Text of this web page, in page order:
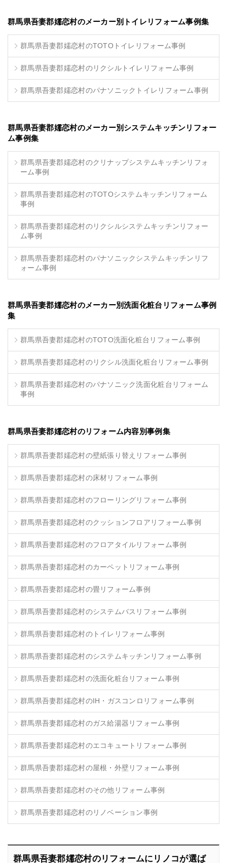
群馬県吾妻郡嬬恋村のメーカー別トイレリフォーム事例集
群馬県吾妻郡嬬恋村のTOTOトイレリフォーム事例
群馬県吾妻郡嬬恋村のリクシルトイレリフォーム事例
群馬県吾妻郡嬬恋村のパナソニックトイレリフォーム事例
群馬県吾妻郡嬬恋村のメーカー別システムキッチンリフォー
ム事例集
群馬県吾妻郡嬬恋村のクリナップシステムキッチンリフォ
ーム事例
群馬県吾妻郡嬬恋村のTOTOシステムキッチンリフォーム
事例
群馬県吾妻郡嬬恋村のリクシルシステムキッチンリフォー
ム事例
群馬県吾妻郡嬬恋村のパナソニックシステムキッチンリフ
ォーム事例
群馬県吾妻郡嬬恋村のメーカー別洗面化粧台リフォーム事例
集
群馬県吾妻郡嬬恋村のTOTO洗面化粧台リフォーム事例
群馬県吾妻郡嬬恋村のリクシル洗面化粧台リフォーム事例
群馬県吾妻郡嬬恋村のパナソニック洗面化粧台リフォーム
事例
群馬県吾妻郡嬬恋村のリフォーム内容別事例集
群馬県吾妻郡嬬恋村の壁紙張り替えリフォーム事例
群馬県吾妻郡嬬恋村の床材リフォーム事例
群馬県吾妻郡嬬恋村のフローリングリフォーム事例
群馬県吾妻郡嬬恋村のクッションフロアリフォーム事例
群馬県吾妻郡嬬恋村のフロアタイルリフォーム事例
群馬県吾妻郡嬬恋村のカーペットリフォーム事例
群馬県吾妻郡嬬恋村の畳リフォーム事例
群馬県吾妻郡嬬恋村のシステムバスリフォーム事例
群馬県吾妻郡嬬恋村のトイレリフォーム事例
群馬県吾妻郡嬬恋村のシステムキッチンリフォーム事例
群馬県吾妻郡嬬恋村の洗面化粧台リフォーム事例
群馬県吾妻郡嬬恋村のIH・ガスコンロリフォーム事例
群馬県吾妻郡嬬恋村のガス給湯器リフォーム事例
群馬県吾妻郡嬬恋村のエコキュートリフォーム事例
群馬県吾妻郡嬬恋村の屋根・外壁リフォーム事例
群馬県吾妻郡嬬恋村のその他リフォーム事例
群馬県吾妻郡嬬恋村のリノベーション事例
群馬県吾妻郡嬬恋村のリフォームにリノコが選ば